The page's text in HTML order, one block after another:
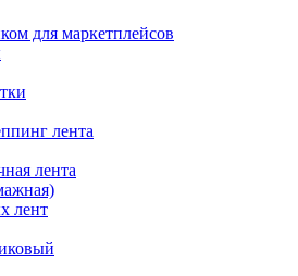
для маркетплейсов
лента
лента
лент